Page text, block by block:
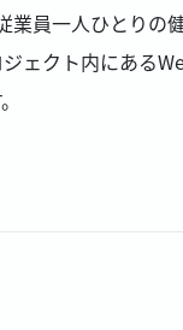
員一人ひとりの
ェクト内にある